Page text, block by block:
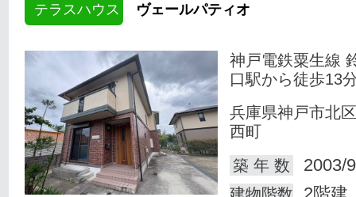
テラスハウス ヴェールパティオ
神戸電鉄粟生線
口駅から徒歩13
兵庫県神戸市北
西町
築 年 数
2003/